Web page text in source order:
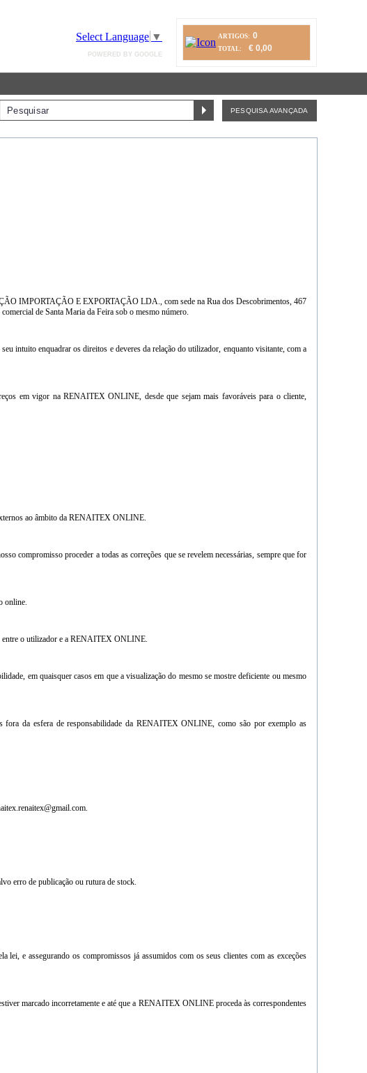
Select Language ▼
POWERED BY GOOGLE
ARTIGOS: 0
TOTAL: € 0,00
PESQUISA AVANÇADA
IMPORTAÇÃO E EXPORTAÇÃO LDA., com sede na Rua dos Descobrimentos, 467
de Santa Maria da Feira sob o mesmo número.
intuito enquadrar os direitos e deveres da relação do utilizador, enquanto visitante, com a
em vigor na RENAITEX ONLINE, desde que sejam mais favoráveis para o cliente,
ao âmbito da RENAITEX ONLINE.
compromisso proceder a todas as correções que se revelem necessárias, sempre que for
online.
entre o utilizador e a RENAITEX ONLINE.
em quaisquer casos em que a visualização do mesmo se mostre deficiente ou mesmo
fora da esfera de responsabilidade da RENAITEX ONLINE, como são por exemplo as
erro de publicação ou rutura de stock.
e assegurando os compromissos já assumidos com os seus clientes com as exceções
marcado incorretamente e até que a RENAITEX ONLINE proceda às correspondentes